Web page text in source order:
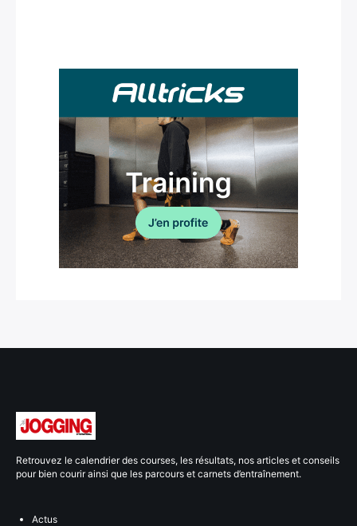
Retrouvez le calendrier des courses, les résultats, nos articles et conseils
pour bien courir ainsi que les parcours et carnets d’entraînement.
Actus